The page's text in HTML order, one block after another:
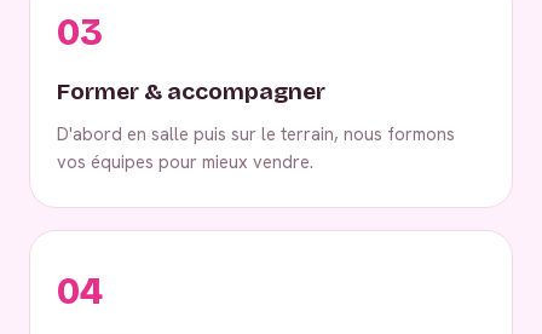
03
Former & accompagner
D'abord en salle puis sur le terrain, nous formons
vos équipes pour mieux vendre.
04